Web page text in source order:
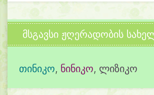
მსგავსი ჟღერადობის
თინიკო, ნინიკო, ლიზიკო